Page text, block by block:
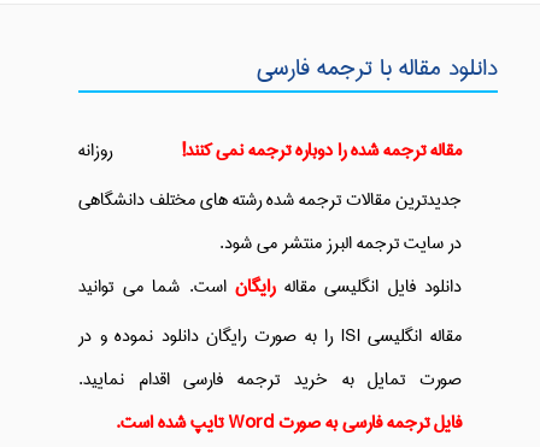
دانلود مقاله با ترجمه فارسی
مقاله ترجمه شده را دوباره ترجمه نمی کنند! روزانه
جدیدترین مقالات ترجمه شده رشته های مختلف دانشگاهی
در سایت ترجمه البرز منتشر می شود.
دانلود فایل انگلیسی مقالهرایگان است. شما می توانید
مقاله انگلیسی ISI را به صورت رایگان دانلود نموده و در
صورت تمایل به خرید ترجمه فارسی اقدام نمایید.
فایل ترجمه فارسی به صورت Word تایپ شده است.